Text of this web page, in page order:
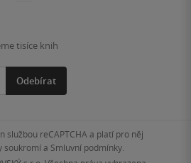
tisíce knih
Odebírat
službou reCAPTCHA a platí pro něj
soukromía Smluvní podmínky